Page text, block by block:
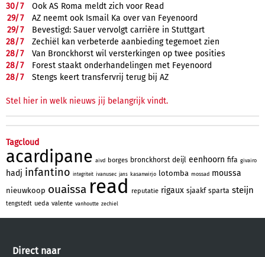
30/7
Ook AS Roma meldt zich voor Read
29/7
AZ neemt ook Ismail Ka over van Feyenoord
29/7
Bevestigd: Sauer vervolgt carrière in Stuttgart
28/7
Zechiël kan verbeterde aanbieding tegemoet zien
28/7
Van Bronckhorst wil versterkingen op twee posities
28/7
Forest staakt onderhandelingen met Feyenoord
28/7 Stengs keert transfervrij terug bij AZ
Stel hier in welk nieuws jij belangrijk vindt.
Tagcloud
acardipane aivd borges bronckhorst deijl eenhoorn fifa givairo
hadj infantino integriteit ivanusec jans kasanwirjo lotomba mossad moussa
nieuwkoop ouaissa read reputatie rigaux sjaakf sparta steijn
tengstedt ueda valente vanhoutte zechiel
Direct naar